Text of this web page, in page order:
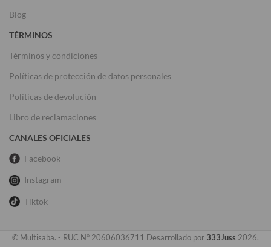
Blog
TÉRMINOS
Términos y condiciones
Políticas de protección de datos personales
Políticas de devolución
Libro de reclamaciones
CANALES OFICIALES
Facebook
Instagram
Tiktok
© Multisaba. - RUC N° 20606036711 Desarrollado por 333Juss 2026.